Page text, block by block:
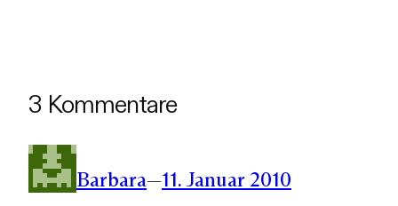
3 Kommentare
Barbara—11. Januar 2010